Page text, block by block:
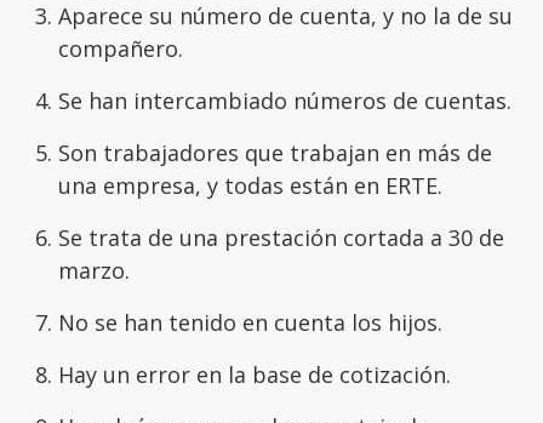
Aparece su número de cuenta, y no la de su
compañero.
Se han intercambiado números de cuentas.
Son trabajadores que trabajan en más de
una empresa, y todas están en ERTE.
Se trata de una prestación cortada a 30 de
marzo.
No se han tenido en cuenta los hijos.
Hay un error en la base de cotización.